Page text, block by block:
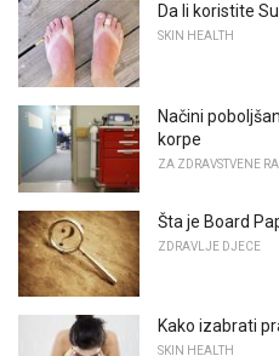
Da li koristite
SKIN HEALTH
Načini
korpe
ZA ZDRAVSTVENE
Šta je Board
ZDRAVLJE DJECE
Kako izabrati
SKIN HEALTH